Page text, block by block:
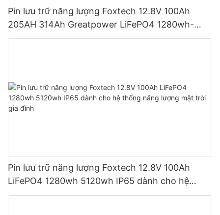
Pin lưu trữ năng lượng Foxtech 12.8V 100Ah
205AH 314Ah Greatpower LiFePO4 1280wh-
5120wh IP65
Pin lưu trữ năng lượng Foxtech 12.8V 100Ah
LiFePO4 1280wh 5120wh IP65 dành cho hệ
thống năng lượng mặt trời gia đình